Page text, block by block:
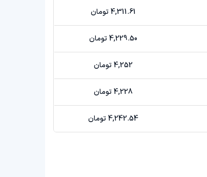
4,311.61 تومان
4,229.50 تومان
4,252 تومان
4,228 تومان
4,242.54 تومان